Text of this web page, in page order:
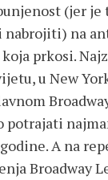
(jer
nabrojiti) na
prkosi.
u New
potrajati
A na
Broadway